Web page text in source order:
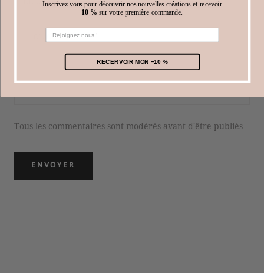
Tous les commentaires sont modérés avant d'être publiés
ENVOYER
Inscrivez vous pour découvrir nos nouvelles créations et recevoir
10 % sur votre première commande.
RECERVOIR MON −10 %